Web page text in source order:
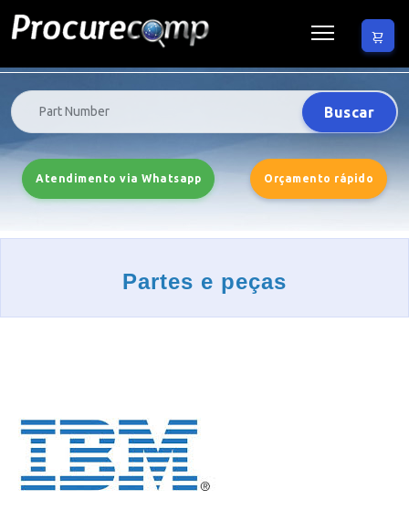
Buscar
Atendimento via Whatsapp Orçamento rápido
Partes e peças